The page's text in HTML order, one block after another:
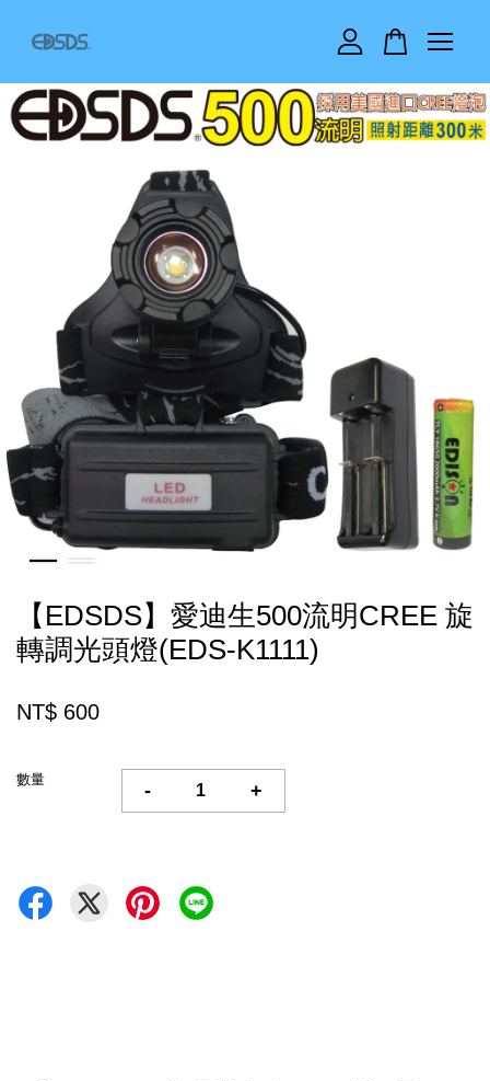
【EDSDS】愛迪生500流明CREE 旋
轉調光頭燈(EDS-K1111)
NT$ 600
數量
- +
您的購物車目前還是空的。